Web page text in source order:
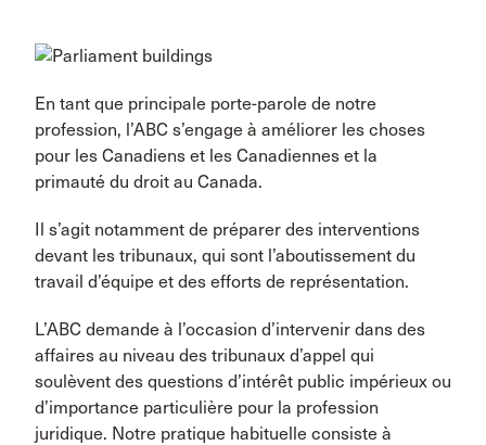
En tant que principale porte-parole de notre
profession, l’ABC s’engage à améliorer les choses
pour les Canadiens et les Canadiennes et la
primauté du droit au Canada.
Il s’agit notamment de préparer des interventions
devant les tribunaux, qui sont l’aboutissement du
travail d’équipe et des efforts de représentation.
L’ABC demande à l’occasion d’intervenir dans des
affaires au niveau des tribunaux d’appel qui
soulèvent des questions d’intérêt public impérieux ou
d’importance particulière pour la profession
juridique. Notre pratique habituelle consiste à